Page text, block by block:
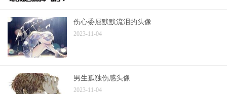
伤心委屈默默流泪的头像
2023-11-04
男生孤独伤感头像
2023-11-04